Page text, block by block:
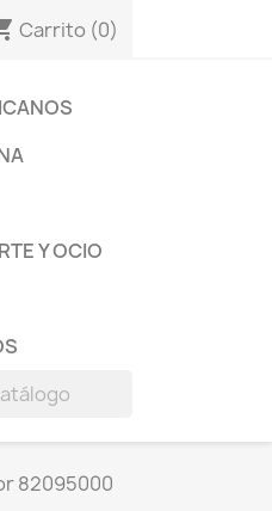
Carrito (0)
Y OCIO
82095000